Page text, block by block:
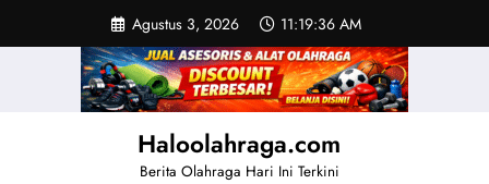
content
Agustus 3, 2026 11:19:37 AM
Haloolahraga.com
Berita Olahraga Hari Ini Terkini